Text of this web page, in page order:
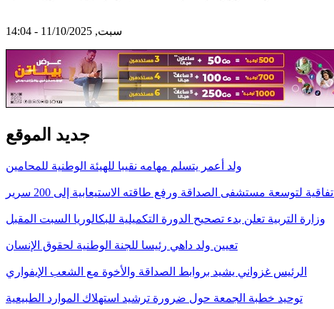
سبت, 11/10/2025 - 14:04
جديد الموقع
ولد أعمر يتسلم مهامه نقيبا للهيئة الوطنية للمحامين
اتفاقية لتوسعة مستشفى الصداقة ورفع طاقته الاستيعابية إلى 200 سرير
وزارة التربية تعلن بدء تصحيح الدورة التكميلية للبكالوريا السبت المقبل
تعيين ولد داهي رئيسا للجنة الوطنية لحقوق الإنسان
الرئيس غزواني يشيد بروابط الصداقة والأخوة مع الشعب الإيفواري
توحيد خطبة الجمعة حول ضرورة ترشيد استهلاك الموارد الطبيعية